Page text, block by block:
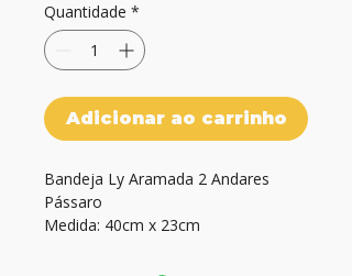
Quantidade *
Adicionar ao carrinho
Bandeja Ly Aramada 2 Andares
Pássaro
Medida: 40cm x 23cm